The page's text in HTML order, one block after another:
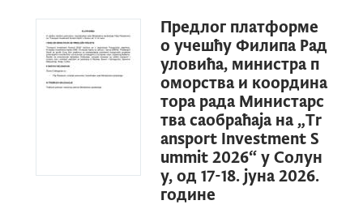
Предлог платформе
о учешћу Филипа Рад
уловића, министра п
оморства и координа
тора рада Министарс
тва саобраћаја на „Tr
ansport Investment S
ummit 2026“ у Солун
у, од 17-18. јуна 2026.
године